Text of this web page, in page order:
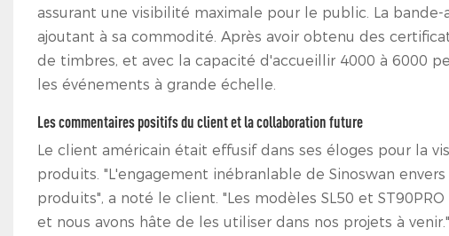
assurant une visibilité maximale pour le public. La
ajoutant à sa commodité. Après avoir obtenu des
de timbres, et avec la capacité d'accueillir 4000 à 6000
les événements à grande échelle.
Les commentaires positifs du client et la collaboration future
Le client américain était effusif dans ses éloges pour la
produits. "L'engagement inébranlable de Sinoswan
produits", a noté le client. "Les modèles SL50 et
et nous avons hâte de les utiliser dans nos projets à venir."